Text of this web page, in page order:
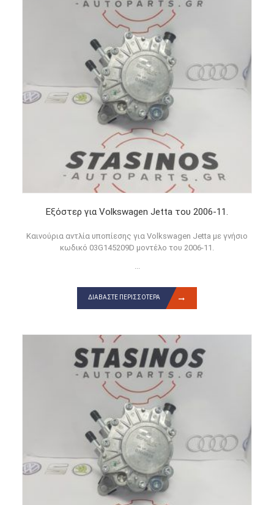
Εξόστερ για Volkswagen Jetta του 2006-11.
Καινούρια αντλία υποπίεσης για Volkswagen Jetta με γνήσιο
κωδικό 03G145209D μοντέλο του 2006-11.
ΔΙΑΒΆΣΤΕ ΠΕΡΙΣΣΌΤΕΡΑ